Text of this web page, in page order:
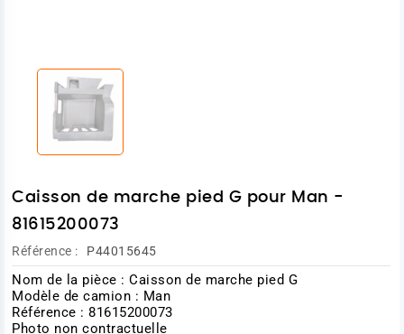
Caisson de marche pied G pour Man -
81615200073
Référence : P44015645
Nom de la pièce : Caisson de marche pied G
Modèle de camion : Man
Référence : 81615200073
Photo non contractuelle